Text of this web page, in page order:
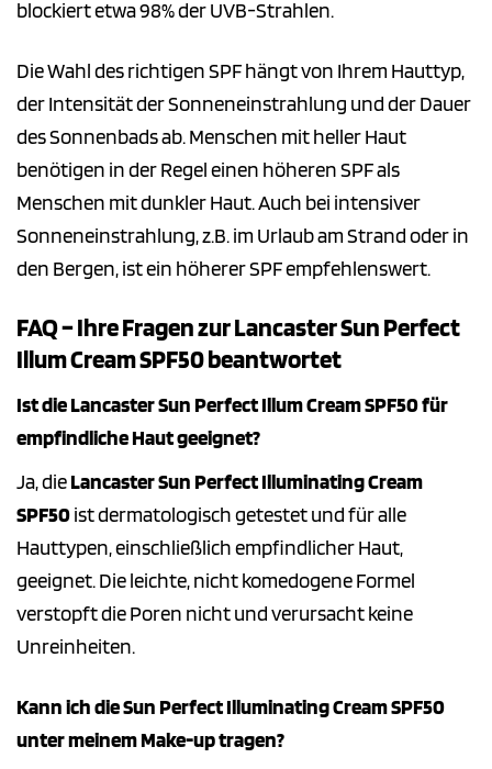
blockiert etwa 98% der UVB-Strahlen.
Die Wahl des richtigen SPF hängt von Ihrem Hauttyp,
der Intensität der Sonneneinstrahlung und der Dauer
des Sonnenbads ab. Menschen mit heller Haut
benötigen in der Regel einen höheren SPF als
Menschen mit dunkler Haut. Auch bei intensiver
Sonneneinstrahlung, z.B. im Urlaub am Strand oder in
den Bergen, ist ein höherer SPF empfehlenswert.
FAQ – Ihre Fragen zur Lancaster Sun Perfect
Illum Cream SPF50 beantwortet
Ist die Lancaster Sun Perfect Illum Cream SPF50 für
empfindliche Haut geeignet?
Ja, dieLancaster Sun Perfect Illuminating Cream
SPF50ist dermatologisch getestet und für alle
Hauttypen, einschließlich empfindlicher Haut,
geeignet. Die leichte, nicht komedogene Formel
verstopft die Poren nicht und verursacht keine
Unreinheiten.
Kann ich die Sun Perfect Illuminating Cream SPF50
unter meinem Make-up tragen?